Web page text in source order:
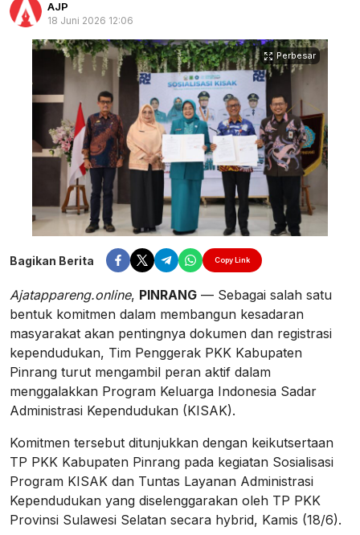
AJP
18 Juni 2026 12:06
Perbesar
Bagikan Berita Copy Link
Ajatappareng.online, PINRANG — Sebagai salah satu
bentuk komitmen dalam membangun kesadaran
masyarakat akan pentingnya dokumen dan registrasi
kependudukan, Tim Penggerak PKK Kabupaten
Pinrang turut mengambil peran aktif dalam
menggalakkan Program Keluarga Indonesia Sadar
Administrasi Kependudukan (KISAK).
Komitmen tersebut ditunjukkan dengan keikutsertaan
TP PKK Kabupaten Pinrang pada kegiatan Sosialisasi
Program KISAK dan Tuntas Layanan Administrasi
Kependudukan yang diselenggarakan oleh TP PKK
Provinsi Sulawesi Selatan secara hybrid, Kamis (18/6).